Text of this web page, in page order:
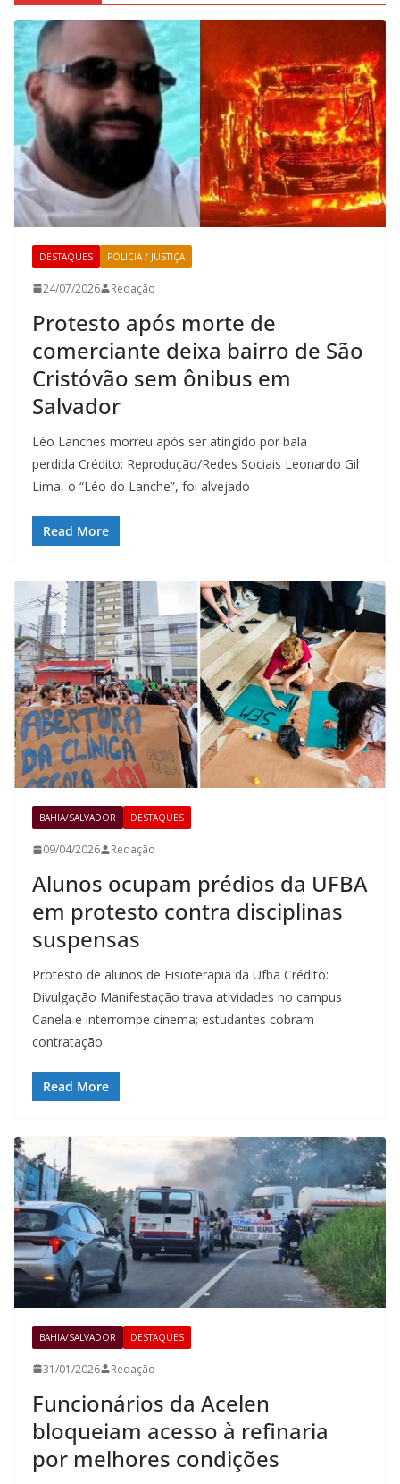
DESTAQUES POLICIA / JUSTIÇA
24/07/2026 Redação
Protesto após morte de
comerciante deixa bairro de São
Cristóvão sem ônibus em
Salvador
Léo Lanches morreu após ser atingido por bala
perdida Crédito: Reprodução/Redes Sociais Leonardo Gil
Lima, o “Léo do Lanche”, foi alvejado
Read More
BAHIA/SALVADOR DESTAQUES
09/04/2026 Redação
Alunos ocupam prédios da UFBA
em protesto contra disciplinas
suspensas
Protesto de alunos de Fisioterapia da Ufba Crédito:
Divulgação Manifestação trava atividades no campus
Canela e interrompe cinema; estudantes cobram
contratação
Read More
BAHIA/SALVADOR DESTAQUES
31/01/2026 Redação
Funcionários da Acelen
bloqueiam acesso à refinaria
por melhores condições